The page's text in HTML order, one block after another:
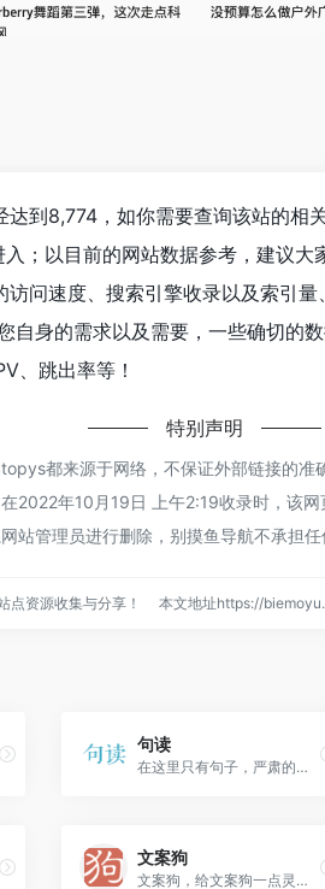
到8,774，如你需要查询该站的相
入；以目前的网站数据参考，建议
问速度、搜索引擎收录以及索引
自身的需求以及需要，一些确切的
、跳出率等！
特别声明
都来源于网络，不保证外部链接的准
2022年10月19日 上午2:19收录时，该
站管理员进行删除，别摸鱼导航不承担任
点资源收集与分享！ 本文地址https://
句读
在这里只有句子，严肃的句子，励志的句子，唯美的句子!品读字句，感悟共鸣
文案狗
文案狗，给文案狗一点灵感。收集各种中文创意文案，广告语，让您取名，找slogan不再难。